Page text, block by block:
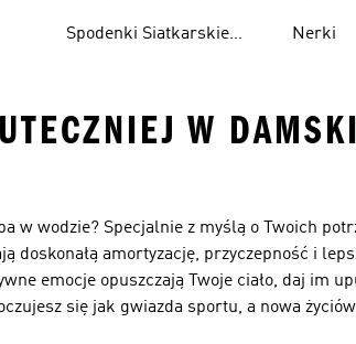
Spodenki Siatkarskie
Nerki
W
w wodzie? Specjalnie z myślą o Twoich
doskonałą amortyzację, przyczepność i
emocje opuszczają Twoje ciało, daj im
się jak gwiazda sportu, a nowa